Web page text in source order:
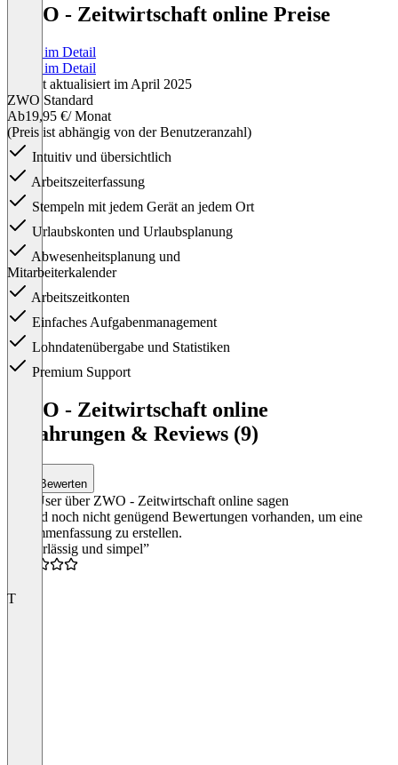
ZWO - Zeitwirtschaft online Preise
Preise im Detail
Preise im Detail
Zuletzt aktualisiert im April 2025
ZWO Standard
Ab19,95 €/ Monat
(Preis ist abhängig von der Benutzeranzahl)
Intuitiv und übersichtlich
Arbeitszeiterfassung
Stempeln mit jedem Gerät an jedem Ort
Urlaubskonten und Urlaubsplanung
Abwesenheitsplanung und
Mitarbeiterkalender
Arbeitszeitkonten
Einfaches Aufgabenmanagement
Lohndatenübergabe und Statistiken
Premium Support
ZWO - Zeitwirtschaft online
Erfahrungen & Reviews (9)
Bewerten
Was User über ZWO - Zeitwirtschaft online sagen
Es sind noch nicht genügend Bewertungen vorhanden, um eine
Zusammenfassung zu erstellen.
“Zuverlässig und simpel”
T